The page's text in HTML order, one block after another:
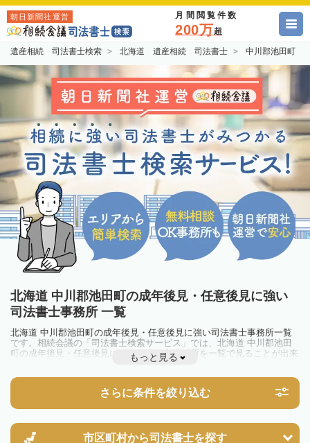
朝日新聞社運営 月間閲覧件数
200万超
遺産相続 司法書士検索 北海道 遺産相続 司法書士 中川郡池田町
北海道 中川郡池田町の成年後見・任意後見に強い
司法書士事務所 一覧
北海道 中川郡池田町の成年後見・任意後見に強い司法書士事務所一覧
です。相続会議の「司法書士検索サービス」では、北海道 中川郡池田
町の成年後見・任意後見に強い司法書士事務所を一覧で見ることが出来
ます。相続のトラブルやお悩みを抱えている方は一度近隣の司法書士に
もっと見る
さらに条件を絞り込む
市区町村から司法書士を探す